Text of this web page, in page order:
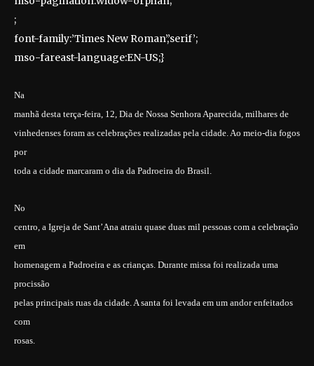
;
font-family:’Times New Roman’,’serif’;
mso-fareast-language:EN-US;}
Na
manhã desta terça-feira, 12, Dia de Nossa Senhora Aparecida, milhares de
vinhedenses foram as celebrações realizadas pela cidade. Ao meio-dia fogos
por
toda a cidade marcaram o dia da Padroeira do Brasil.
No
centro, a Igreja de Sant’Ana atraiu quase duas mil pessoas com a celebração
em
homenagem a Padroeira e as crianças. Durante missa foi realizada uma
procissão
pelas principais ruas da cidade. A santa foi levada em um andor enfeitados
com
rosas.